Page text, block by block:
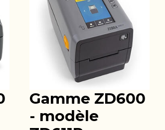
Gamme ZD600
- modèle